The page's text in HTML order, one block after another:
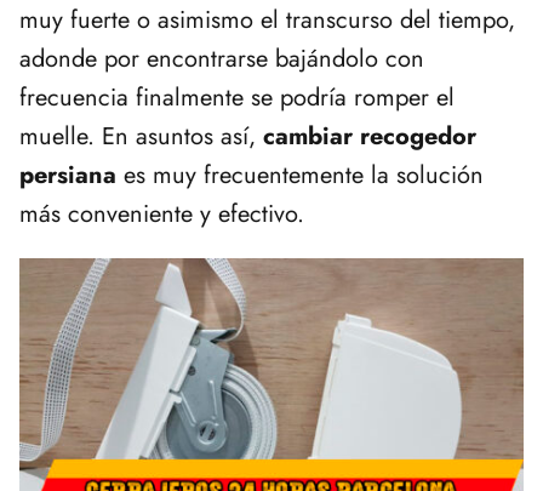
muy fuerte o asimismo el transcurso del tiempo,
adonde por encontrarse bajándolo con
frecuencia finalmente se podría romper el
muelle. En asuntos así, cambiar recogedor
persiana es muy frecuentemente la solución
más conveniente y efectivo.